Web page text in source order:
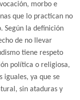
morbo e
que lo practican no
Según la definición
de no llevar
tiene respeto
política o religiosa,
iguales, ya que se
sin ataduras y